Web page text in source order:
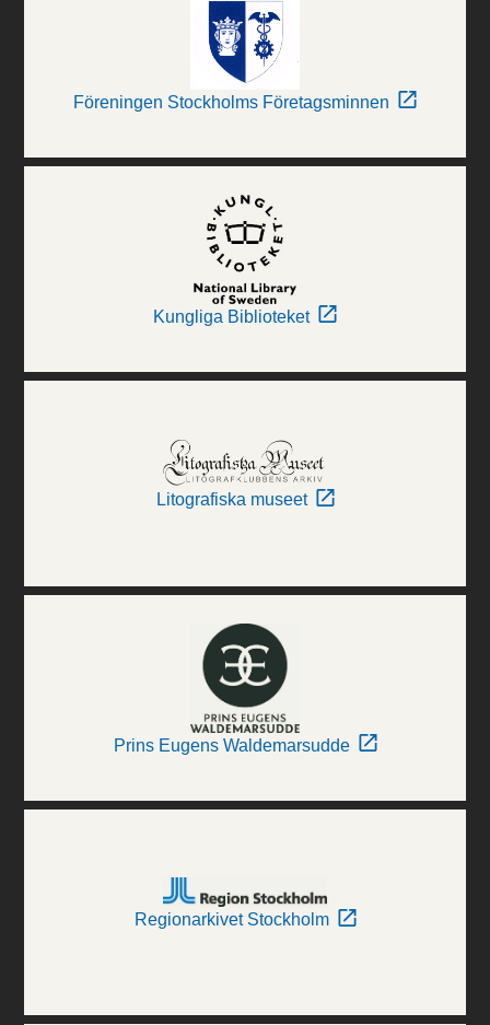
Föreningen Stockholms Företagsminnen
Kungliga Biblioteket
Litografiska museet
Prins Eugens Waldemarsudde
Regionarkivet Stockholm